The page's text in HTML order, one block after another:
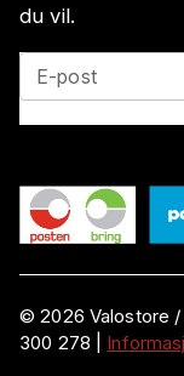
du vil.
E-post
©2026 Valostore /
300 278